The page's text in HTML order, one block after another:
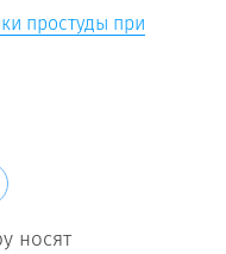
простуды при
носят